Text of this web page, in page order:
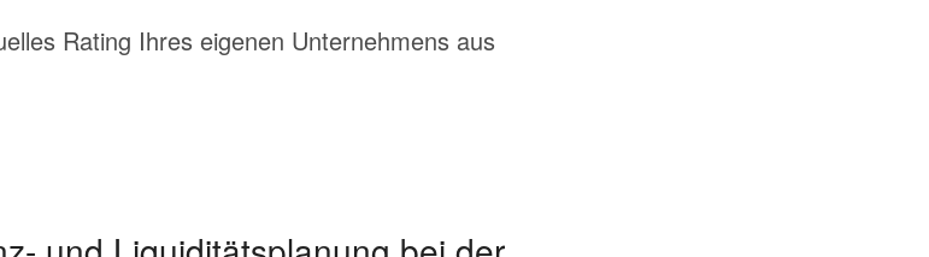
Rating Ihres eigenen Unternehmens aus